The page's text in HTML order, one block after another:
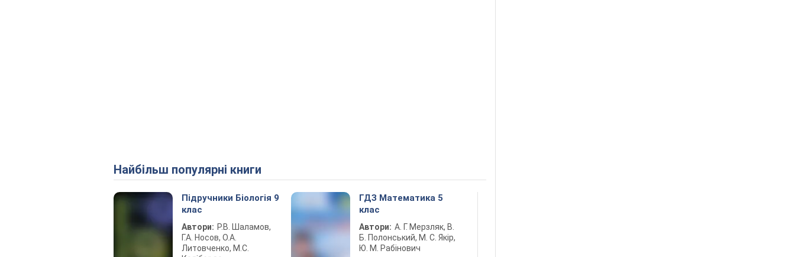
Найбільш популярні книги
Підручники Біологія 9
клас
Автори: Р.В. Шаламов,
Г.А. Носов, О.А.
Литовченко, М.С.
ГДЗ Математика 5
клас
Автори: А. Г. Мерзляк, В.
Б. Полонський, М. С. Якір,
Ю. М. Рабінович